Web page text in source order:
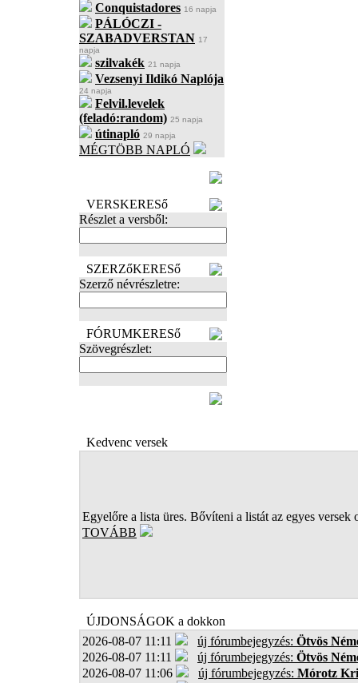
Conquistadores 16 napja
PÁLÓCZI -
SZABADVERSTAN 17
napja
szilvakék 21 napja
Vezsenyi Ildikó Naplója
24 napja
Felvil.levelek
(feladó:random) 25 napja
útinapló 29 napja
MÉGTÖBB NAPLÓ
VERSKERESő
Részlet a versből:
SZERZőKERESő
Szerző névrészletre:
FÓRUMKERESő
Szövegrészlet:
Kedvenc versek
Egyelőre a lista üres. Bővíteni a listát az egyes versek
TOVÁBB
ÚJDONSÁGOK a dokkon
2026-08-07 11:11
új fórumbejegyzés: Ötvös
2026-08-07 11:11
új fórumbejegyzés: Ötvös
2026-08-07 11:06
új fórumbejegyzés: Mórotz